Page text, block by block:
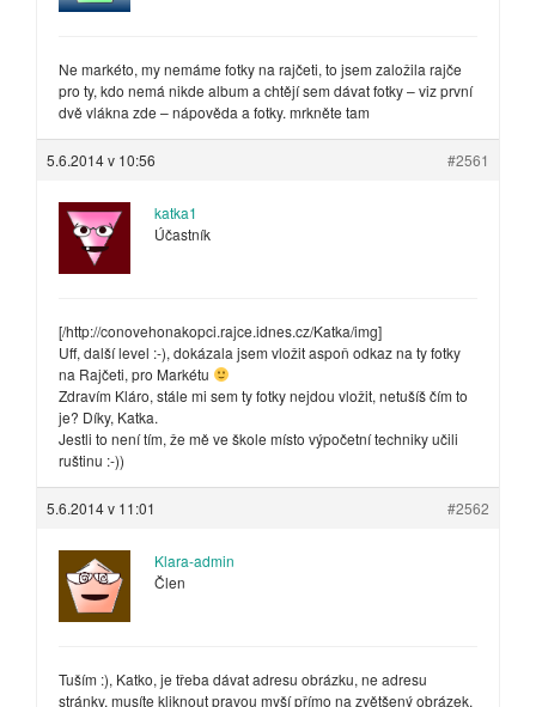
Ne markéto, my nemáme fotky na rajčeti, to jsem založila rajče
pro ty, kdo nemá nikde album a chtějí sem dávat fotky – viz první
dvě vlákna zde – nápověda a fotky. mrkněte tam
5.6.2014 v 10:56 #2561
katka1
Účastník
[/http://conovehonakopci.rajce.idnes.cz/Katka/img]
Uff, další level :-), dokázala jsem vložit aspoň odkaz na ty fotky
na Rajčeti, pro Markétu
Zdravím Kláro, stále mi sem ty fotky nejdou vložit, netušíš čím to
je? Díky, Katka.
Jestli to není tím, že mě ve škole místo výpočetní techniky učili
ruštinu :-))
5.6.2014 v 11:01 #2562
Klara-admin
Člen
Tuším :), Katko, je třeba dávat adresu obrázku, ne adresu
stránky, musíte kliknout pravou myší přímo na zvětšený obrázek,